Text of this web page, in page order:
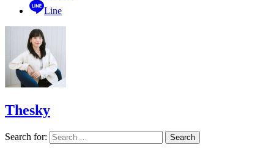
Line
Thesky
Search for: